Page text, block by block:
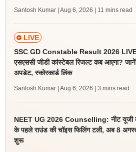
Santosh Kumar | Aug 6, 2026 | 11 mins read
LIVE
SSC GD Constable Result 2026
एसएससी जीडी कांस्टेबल रिजल्ट कब आएगा?
अपडेट, स्कोरकार्ड लिंक
Santosh Kumar | Aug 6, 2026 | 3 mins read
NEET UG 2026 Counselling: नीट यूजी
के पहले राउंड की चॉइस फिलिंग टली, अब 8
शुरू